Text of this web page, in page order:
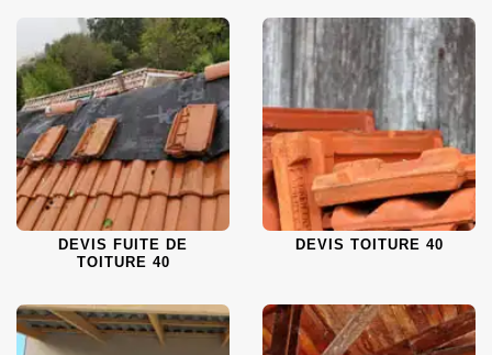
DEVIS FUITE DE
TOITURE 40
DEVIS TOITURE 40